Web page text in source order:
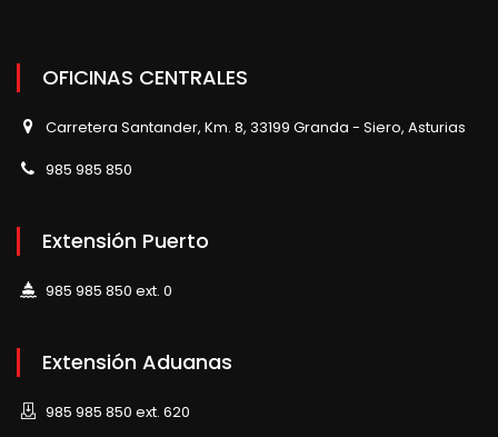
OFICINAS CENTRALES
Carretera Santander, Km. 8, 33199 Granda - Siero, Asturias
985 985 850
Extensión Puerto
985 985 850 ext. 0
Extensión Aduanas
985 985 850 ext. 620